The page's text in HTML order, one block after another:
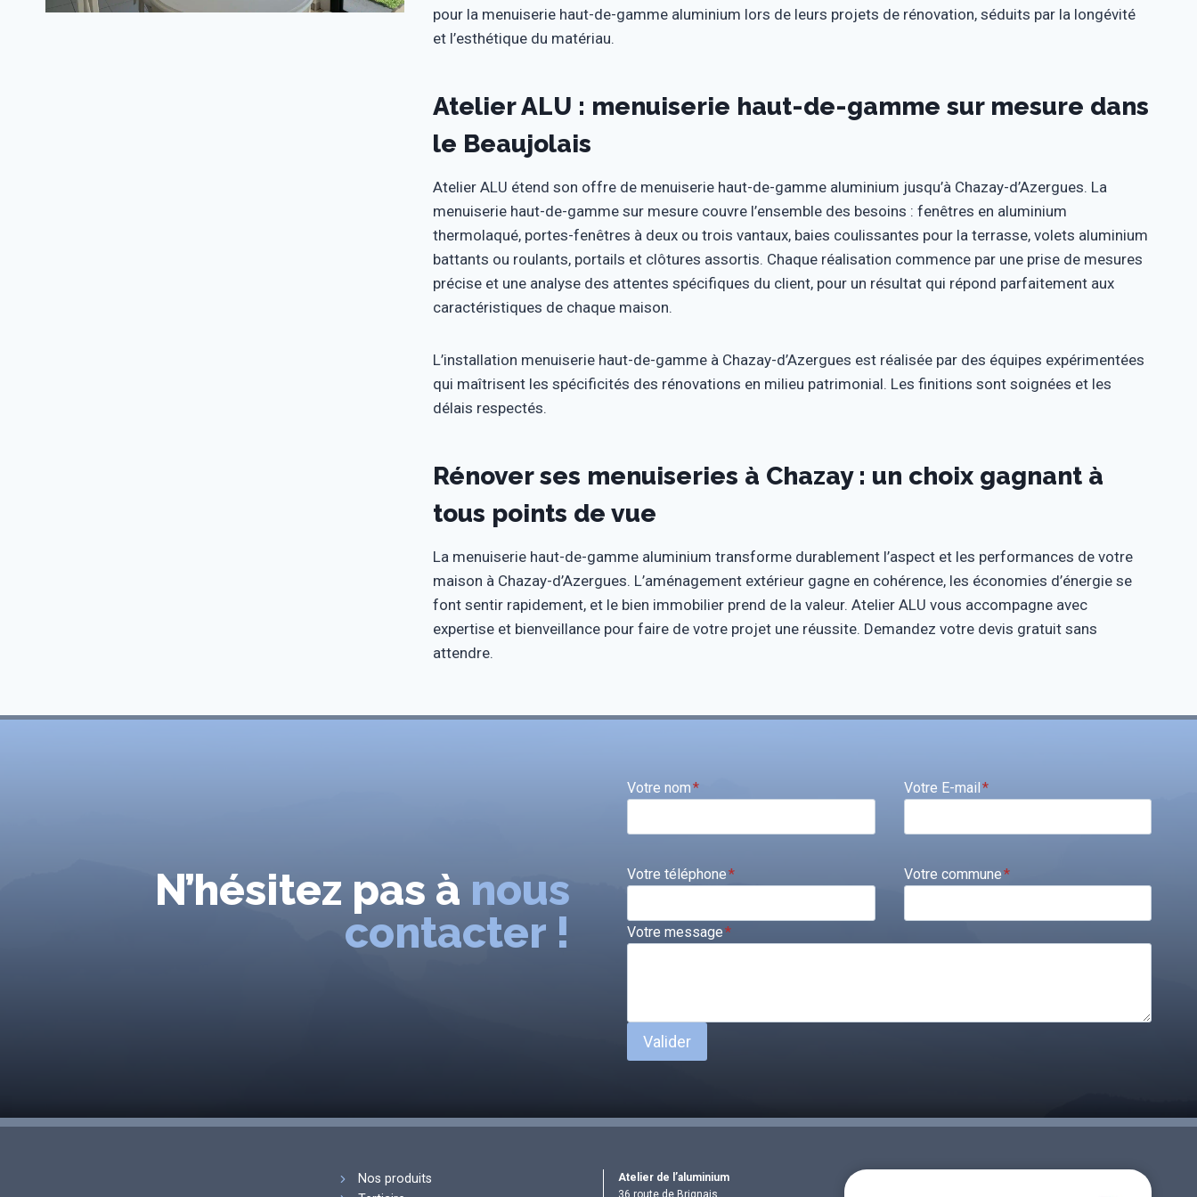
pour la menuiserie haut-de-gamme aluminium lors de leurs projets de rénovation, séduits par la longévité
et l’esthétique du matériau.
Atelier ALU : menuiserie haut-de-gamme sur mesure dans
le Beaujolais
Atelier ALU étend son offre de menuiserie haut-de-gamme aluminium jusqu’à Chazay-d’Azergues. La
menuiserie haut-de-gamme sur mesure couvre l’ensemble des besoins : fenêtres en aluminium
thermolaqué, portes-fenêtres à deux ou trois vantaux, baies coulissantes pour la terrasse, volets aluminium
battants ou roulants, portails et clôtures assortis. Chaque réalisation commence par une prise de mesures
précise et une analyse des attentes spécifiques du client, pour un résultat qui répond parfaitement aux
caractéristiques de chaque maison.
L’installation menuiserie haut-de-gamme à Chazay-d’Azergues est réalisée par des équipes expérimentées
qui maîtrisent les spécificités des rénovations en milieu patrimonial. Les finitions sont soignées et les
délais respectés.
Rénover ses menuiseries à Chazay : un choix gagnant à
tous points de vue
La menuiserie haut-de-gamme aluminium transforme durablement l’aspect et les performances de votre
maison à Chazay-d’Azergues. L’aménagement extérieur gagne en cohérence, les économies d’énergie se
font sentir rapidement, et le bien immobilier prend de la valeur. Atelier ALU vous accompagne avec
expertise et bienveillance pour faire de votre projet une réussite. Demandez votre devis gratuit sans
attendre.
N’hésitez pas à nous
contacter !
Votre nom* Votre E-mail*
Votre téléphone* Votre commune*
Votre message*
Valider
Nos produits
Atelier de l’aluminium
36 route de Brignais